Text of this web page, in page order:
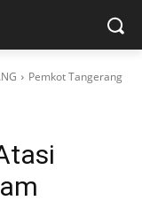
Pemkot Tangerang